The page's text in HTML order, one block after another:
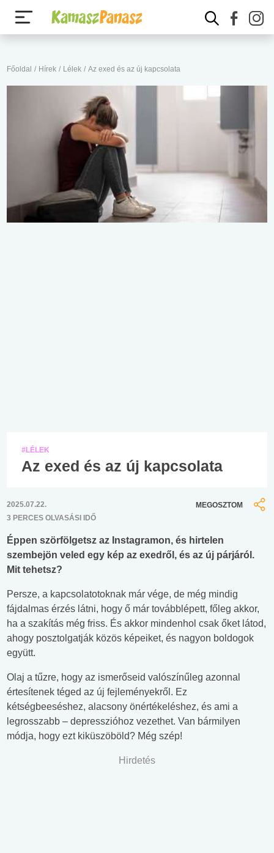
Főoldal / Hírek / Lélek / Az exed és az új kapcsolata
#LÉLEK
Az exed és az új kapcsolata
2025.07.22.
3 PERCES OLVASÁSI IDŐ
MEGOSZTOM
Éppen szörfölgetsz az Instagramon, és hirtelen
szembejön veled egy kép az exedről, és az új párjáról.
Mit tehetsz?
Persze, a kapcsolatotoknak már vége, de még mindig
fájdalmas érzés látni, hogy ő már továbblépett, főleg akkor,
ha a szakítás még friss. És akkor mindenhol csak őket látod,
ahogy posztolgatják közös képeiket, és nagyon boldogok
együtt.
Olaj a tűzre, hogy az ismerőseid valószínűleg azonnal
értesítenek téged az új fejleményekről. Ez
kétségbeeséshez, alacsony önértékeléshez, és ami a
legrosszabb – depresszióhoz vezethet. Van bármilyen
módja, hogy ezt kiküszöböld? Még szép!
Hirdetés